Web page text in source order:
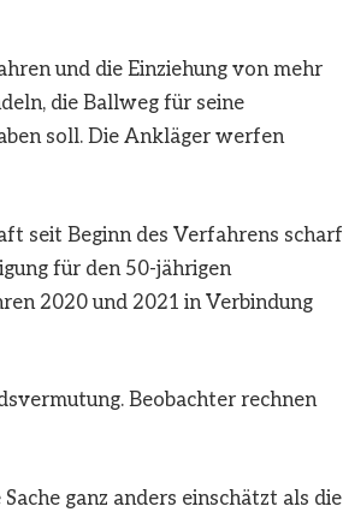
und die Einziehung von mehr
die Ballweg für seine
soll. Die Ankläger werfen
seit Beginn des Verfahrens scharf
für den 50-jährigen
2020 und 2021 in Verbindung
Beobachter rechnen
ganz anders einschätzt als die